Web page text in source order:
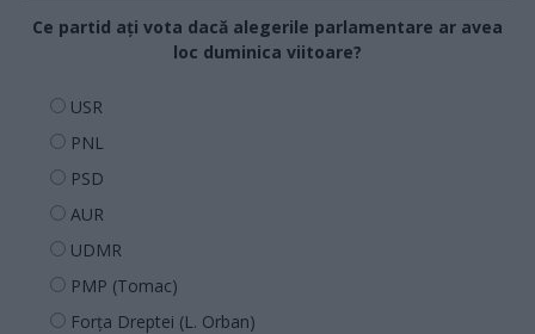
Ce partid ați vota dacă alegerile parlamentare ar avea
loc duminica viitoare?
USR
PNL
PSD
AUR
UDMR
PMP (Tomac)
Forța Dreptei (L. Orban)